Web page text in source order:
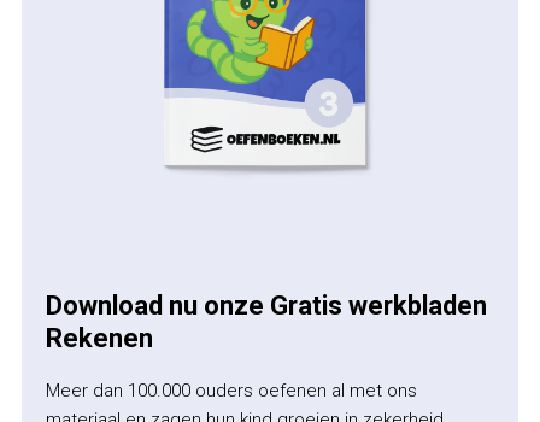
Download nu onze Gratis werkbladen
Rekenen
Meer dan 100.000 ouders oefenen al met ons